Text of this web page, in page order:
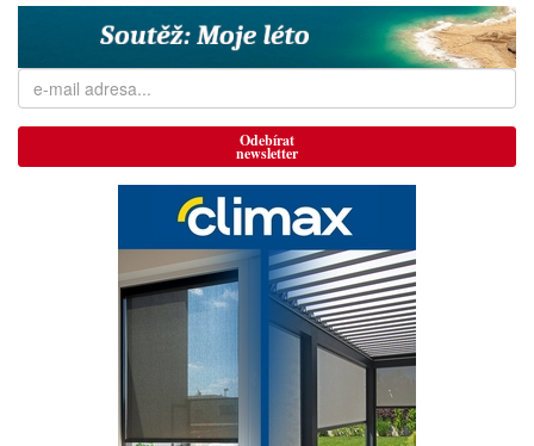
Odebírat
newsletter